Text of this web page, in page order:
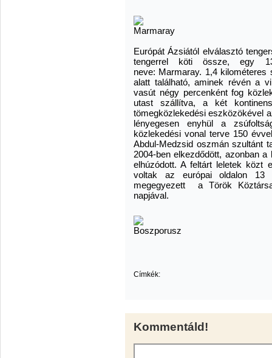
Európát Ázsiától elválasztó
tengerrel köti össze, egy
neve: Marmaray. 1,4
alatt található, aminek révén a
vasút négy percenként fog
utast szállítva, a két
tömegközlekedési eszközökével
lényegesen enyhül a
közlekedési vonal terve 150
Abdul-Medzsid oszmán szultánt
2004-ben elkezdődött, azonban
elhúzódott. A feltárt leletek közt
voltak az európai oldalon 13
megegyezett a Török
napjával.
Címkék:
Kommentáld!